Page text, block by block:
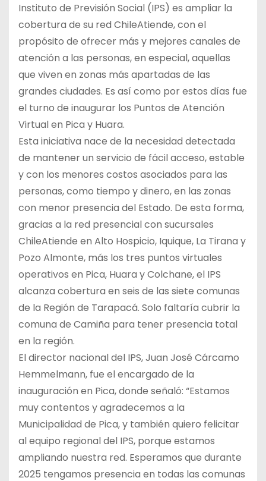
Instituto de Previsión Social (IPS) es ampliar la
cobertura de su red ChileAtiende, con el
propósito de ofrecer más y mejores canales de
atención a las personas, en especial, aquellas
que viven en zonas más apartadas de las
grandes ciudades. Es así como por estos días fue
el turno de inaugurar los Puntos de Atención
Virtual en Pica y Huara.
Esta iniciativa nace de la necesidad detectada
de mantener un servicio de fácil acceso, estable
y con los menores costos asociados para las
personas, como tiempo y dinero, en las zonas
con menor presencia del Estado. De esta forma,
gracias a la red presencial con sucursales
ChileAtiende en Alto Hospicio, Iquique, La Tirana y
Pozo Almonte, más los tres puntos virtuales
operativos en Pica, Huara y Colchane, el IPS
alcanza cobertura en seis de las siete comunas
de la Región de Tarapacá. Solo faltaría cubrir la
comuna de Camiña para tener presencia total
en la región.
El director nacional del IPS, Juan José Cárcamo
Hemmelmann, fue el encargado de la
inauguración en Pica, donde señaló: “Estamos
muy contentos y agradecemos a la
Municipalidad de Pica, y también quiero felicitar
al equipo regional del IPS, porque estamos
ampliando nuestra red. Esperamos que durante
2025 tengamos presencia en todas las comunas